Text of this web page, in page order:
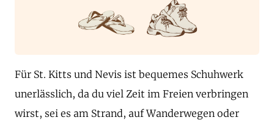
Für St. Kitts und Nevis ist bequemes Schuhwerk
unerlässlich, da du viel Zeit im Freien verbringen
wirst, sei es am Strand, auf Wanderwegen oder